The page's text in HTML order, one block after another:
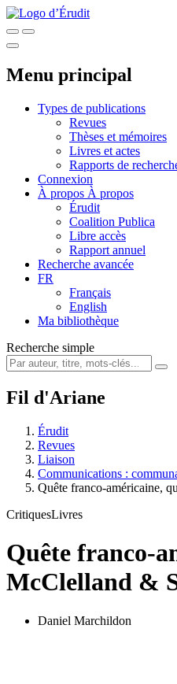
Menu principal
Types de publications
Revues
Thèses et mémoires
Livres et actes
Rapports de
Connexion
À propos À propos
Érudit
Coalition Publica
Libre accès
Rapport annuel
Recherche avancée
FR
Français
English
Ma bibliothèque
Recherche simple
Fil d'Ariane
Érudit
Revues
Liaison
Communications :
Quête franco-américaine,
CritiquesLivres
Quête franco-
McClelland &
Daniel Marchildon